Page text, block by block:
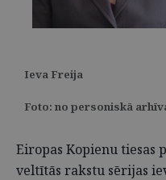
Ieva Freija
Foto: no personiskā
Eiropas Kopienu tiesas
veltītās rakstu sērijas